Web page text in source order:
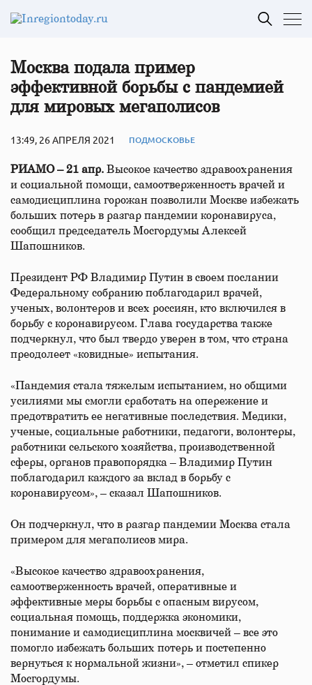
Москва подала пример
эффективной борьбы с пандемией
для мировых мегаполисов
13:49, 26 АПРЕЛЯ 2021 ПОДМОСКОВЬЕ
РИАМО – 21 апр. Высокое качество здравоохранения
и социальной помощи, самоотверженность врачей и
самодисциплина горожан позволили Москве избежать
больших потерь в разгар пандемии коронавируса,
сообщил председатель Мосгордумы Алексей
Шапошников.
Президент РФ Владимир Путин в своем послании
Федеральному собранию поблагодарил врачей,
ученых, волонтеров и всех россиян, кто включился в
борьбу с коронавирусом. Глава государства также
подчеркнул, что был твердо уверен в том, что страна
преодолеет «ковидные» испытания.
«Пандемия стала тяжелым испытанием, но общими
усилиями мы смогли сработать на опережение и
предотвратить ее негативные последствия. Медики,
ученые, социальные работники, педагоги, волонтеры,
работники сельского хозяйства, производственной
сферы, органов правопорядка – Владимир Путин
поблагодарил каждого за вклад в борьбу с
коронавирусом», – сказал Шапошников.
Он подчеркнул, что в разгар пандемии Москва стала
примером для мегаполисов мира.
«Высокое качество здравоохранения,
самоотверженность врачей, оперативные и
эффективные меры борьбы с опасным вирусом,
социальная помощь, поддержка экономики,
понимание и самодисциплина москвичей – все это
помогло избежать больших потерь и постепенно
вернуться к нормальной жизни», – отметил спикер
Мосгордумы.